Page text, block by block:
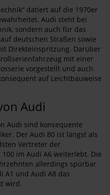
datiert auf die 1970er
Audi steht bei
sondern auch für das
deutschen Straßen sowie
Direkteinspritzung. Darüber
mit einer
vorgestellt und auch
auf Leichtbauweise
Audi
Audi sind konsequente
Der Audi 80 ist längst als
Vertreter der
im Audi A6 weiterlebt. Die
allerdings spürbar
A1 und Audi A8 das
wird.